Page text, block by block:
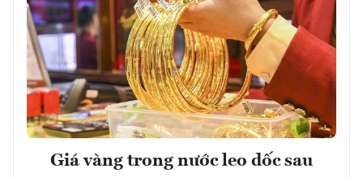
Giá vàng trong nước leo dốc sau